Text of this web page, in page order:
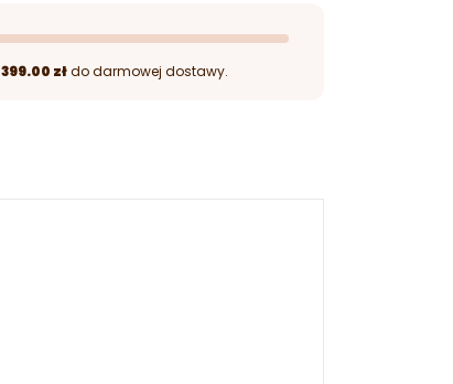
399.00 złdo darmowej dostawy.